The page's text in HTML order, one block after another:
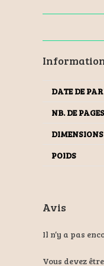
DATE DE
NB. DE PAGES
DIMENSIONS
POIDS
Avis
Il n’y a pas
Vous devez être